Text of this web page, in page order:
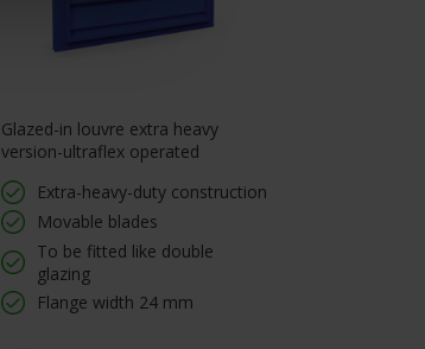
Glazed-in louvre extra heavy
version-ultraflex operated
Extra-heavy-duty construction
Movable blades
To be fitted like double
glazing
Flange width 24 mm